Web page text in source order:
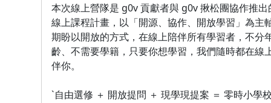
本次線上營隊是 g0v 貢獻者與 g0v 揪松團協作推出
線上課程計畫，以「開源、協作、開放學習」為主
期盼以開放的方式，在線上陪伴所有學習者，不分
齡、不需要學籍，只要你想學習，我們隨時都在線
伴你。
`自由選修 ＋ 開放提問 ＋ 現學現提案 ＝ 零時小學